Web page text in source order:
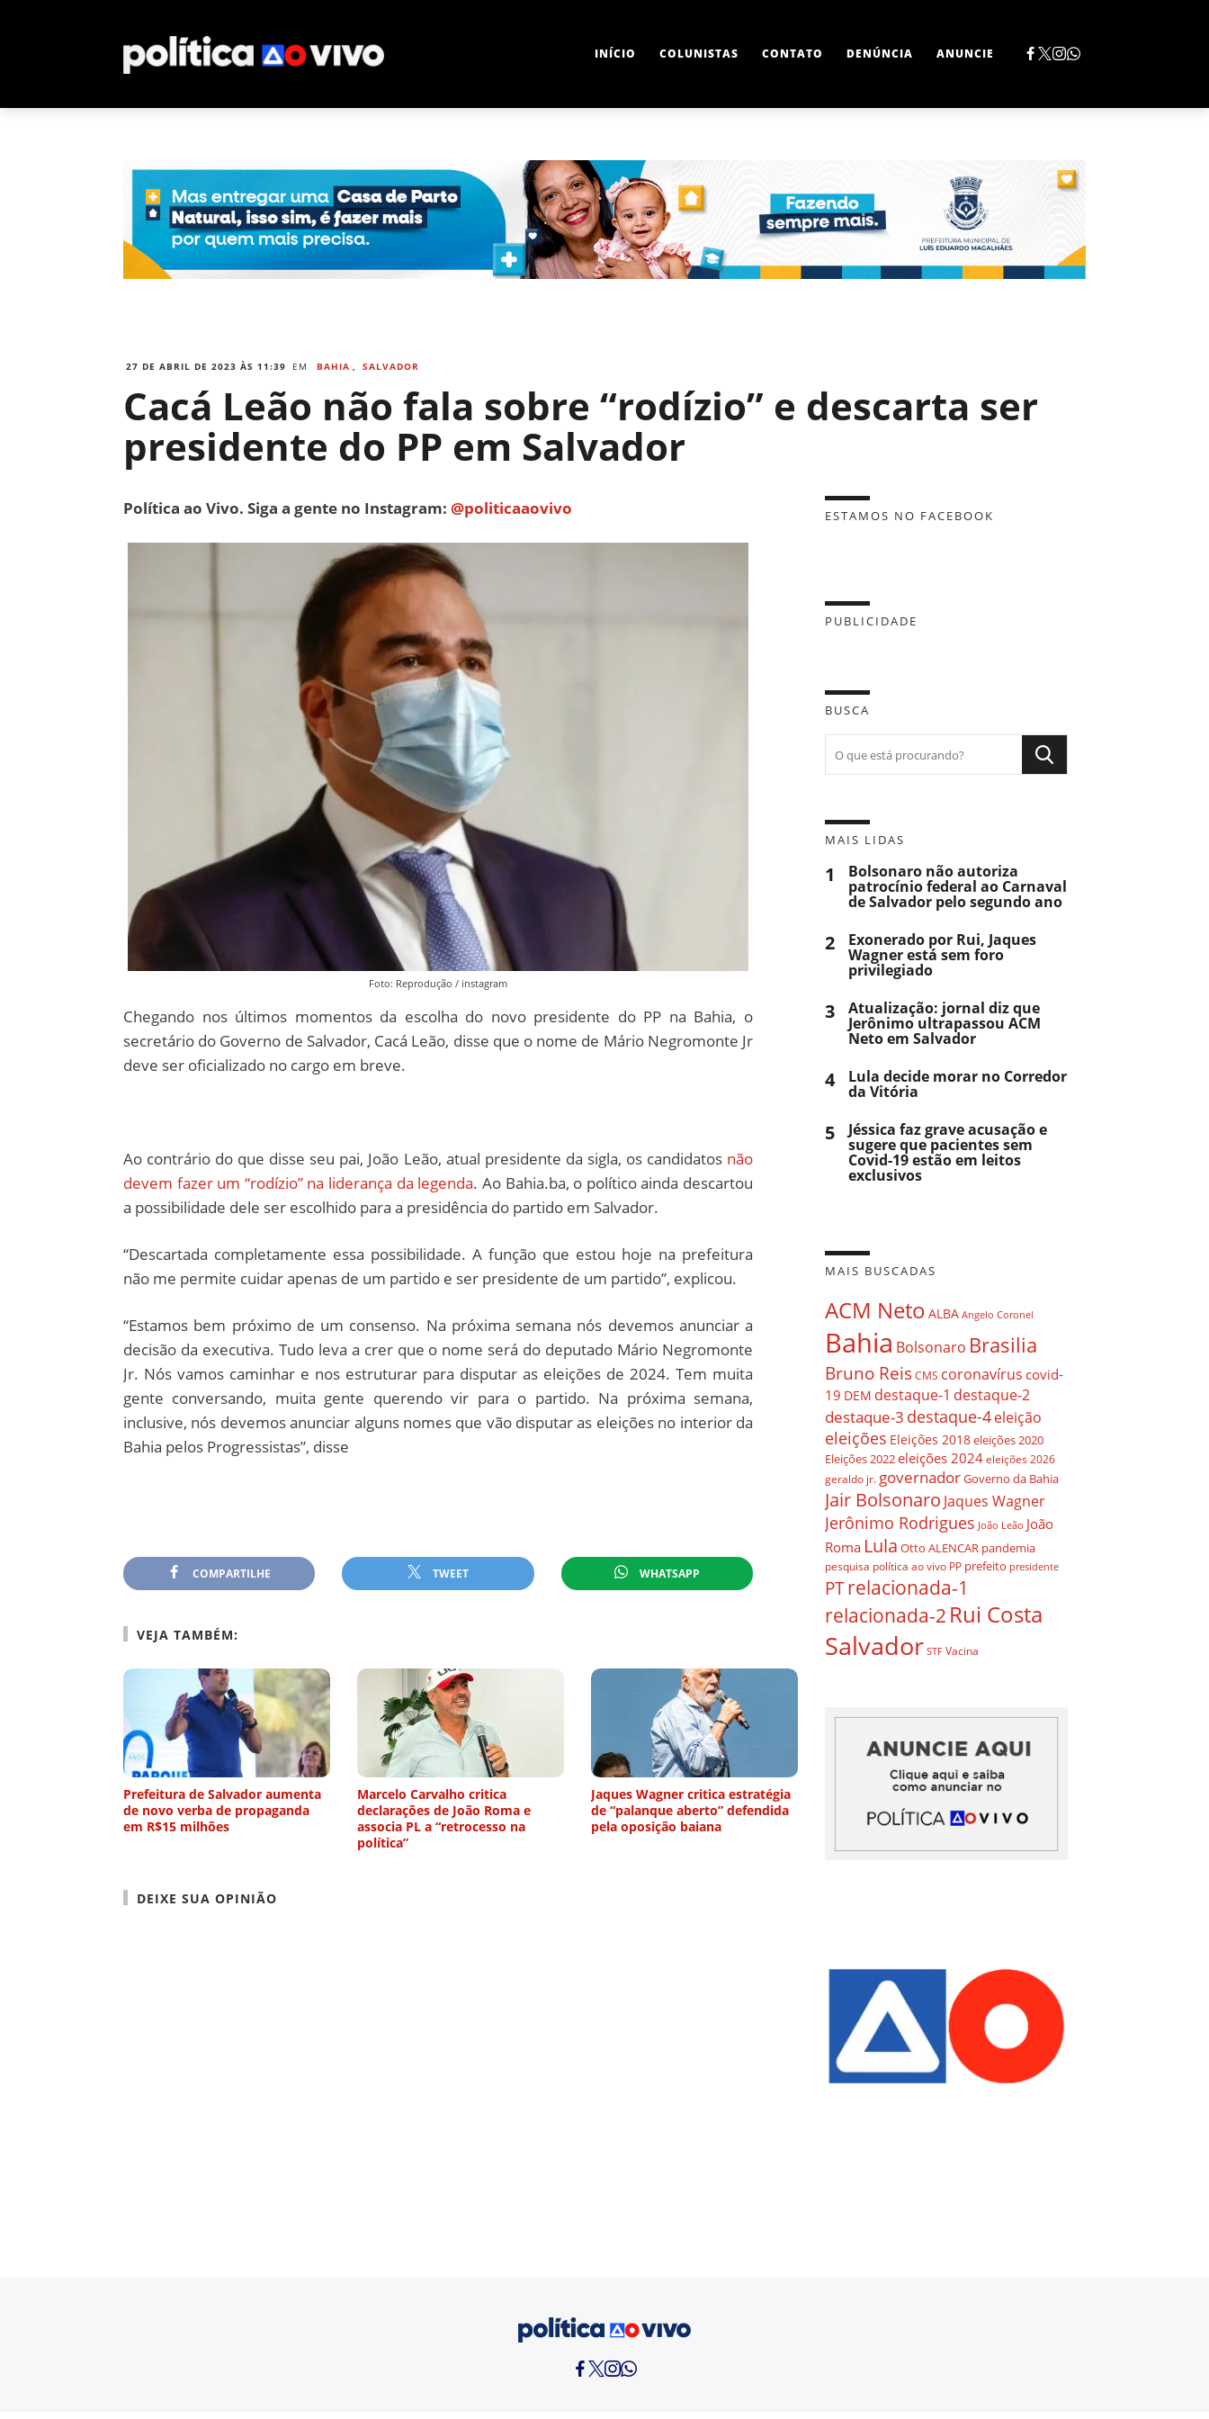
INÍCIO COLUNISTAS CONTATO DENÚNCIA ANUNCIE
27 DE ABRIL DE 2023 ÀS 11:39 EM BAHIA , SALVADOR
Cacá Leão não fala sobre “rodízio” e descarta ser
presidente do PP em Salvador
Política ao Vivo. Siga a gente no Instagram: @politicaaovivo
Foto: Reprodução / instagram
Chegando nos últimos momentos da escolha do novo presidente do PP na Bahia, o
secretário do Governo de Salvador, Cacá Leão, disse que o nome de Mário Negromonte Jr
deve ser oficializado no cargo em breve.
Ao contrário do que disse seu pai, João Leão, atual presidente da sigla, os candidatos não
devem fazer um “rodízio” na liderança da legenda. Ao Bahia.ba, o político ainda descartou
a possibilidade dele ser escolhido para a presidência do partido em Salvador.
“Descartada completamente essa possibilidade. A função que estou hoje na prefeitura
não me permite cuidar apenas de um partido e ser presidente de um partido”, explicou.
“Estamos bem próximo de um consenso. Na próxima semana nós devemos anunciar a
decisão da executiva. Tudo leva a crer que o nome será do deputado Mário Negromonte
Jr. Nós vamos caminhar e nos estruturar para disputar as eleições de 2024. Tem muita
gente conversando, muita gente querendo vir para o partido. Na próxima semana,
inclusive, nós devemos anunciar alguns nomes que vão disputar as eleições no interior da
Bahia pelos Progressistas”, disse
COMPARTILHE TWEET WHATSAPP
VEJA TAMBÉM:
Prefeitura de Salvador aumenta
de novo verba de propaganda
em R$15 milhões
Marcelo Carvalho critica
declarações de João Roma e
associa PL a “retrocesso na
política”
Jaques Wagner critica estratégia
de “palanque aberto” defendida
pela oposição baiana
DEIXE SUA OPINIÃO
ESTAMOS NO FACEBOOK
PUBLICIDADE
BUSCA
MAIS LIDAS
1 Bolsonaro não autoriza
patrocínio federal ao Carnaval
de Salvador pelo segundo ano
2 Exonerado por Rui, Jaques
Wagner está sem foro
privilegiado
3 Atualização: jornal diz que
Jerônimo ultrapassou ACM
Neto em Salvador
4 Lula decide morar no Corredor
da Vitória
5 Jéssica faz grave acusação e
sugere que pacientes sem
Covid-19 estão em leitos
exclusivos
MAIS BUSCADAS
ACM Neto ALBA Angelo Coronel
Bahia Bolsonaro Brasilia
Bruno ReisCMS coronavírus covid-
19 DEM destaque-1 destaque-2
destaque-3 destaque-4eleição
eleições Eleições 2018eleições 2020
Eleições 2022eleições 2024 eleições 2026
geraldo jr. governadorGoverno da Bahia
Jair Bolsonaro Jaques Wagner
Jerônimo Rodrigues João Leão João
Roma Lula Otto ALENCAR pandemia
pesquisa política ao vivo PP prefeito presidente
PTrelacionada-1
relacionada-2 Rui Costa
Salvador STF Vacina